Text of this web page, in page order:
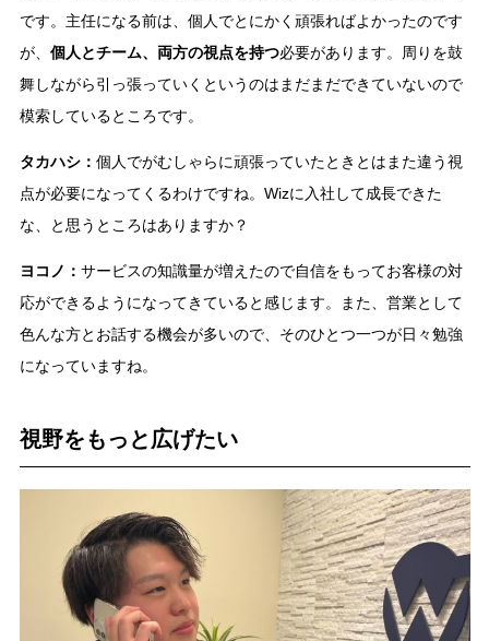
です。主任になる前は、個人でとにかく頑張ればよかったのです
が、 個人とチーム、両方の視点を持つ必要があります。周りを鼓
舞しながら引っ張っていくというのはまだまだできていないので
模索しているところです。
タカハシ： 個人でがむしゃらに頑張っていたときとはまた違う視
点が必要になってくるわけですね。Wizに入社して成長できた
な、と思うところはありますか？
ヨコノ： サービスの知識量が増えたので自信をもってお客様の対
応ができるようになってきていると感じます。また、営業として
色んな方とお話する機会が多いので、そのひとつ一つが日々勉強
になっていますね。
視野をもっと広げたい